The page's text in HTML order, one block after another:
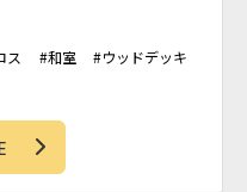
ス 和室 ウッドデッキ